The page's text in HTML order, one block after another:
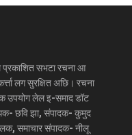
प्रकाशित सभटा रचना आ
लग सुरक्षित अछि। रचना
उपयोग लेल इ-समाद डॉट
छवि झा, संपादक- कुमुद
समाचार संपादक- नीलू